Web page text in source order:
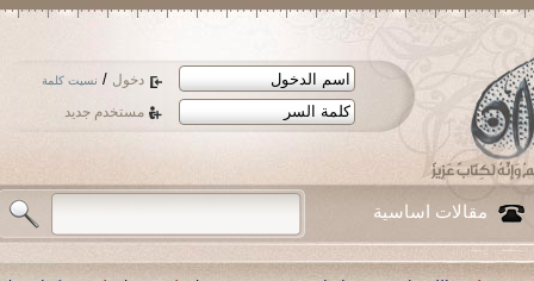
دخول / نسيت كلمة
مستخدم جديد
مقالات اساسية